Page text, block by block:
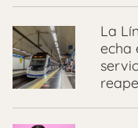
La
echa